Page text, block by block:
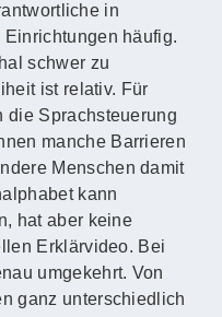
in
häufig.
schwer zu
ist relativ. Für
die Sprachsteuerung
manche Barrieren
Menschen damit
kann
hat aber keine
Erklärvideo. Bei
umgekehrt. Von
ganz unterschiedlich